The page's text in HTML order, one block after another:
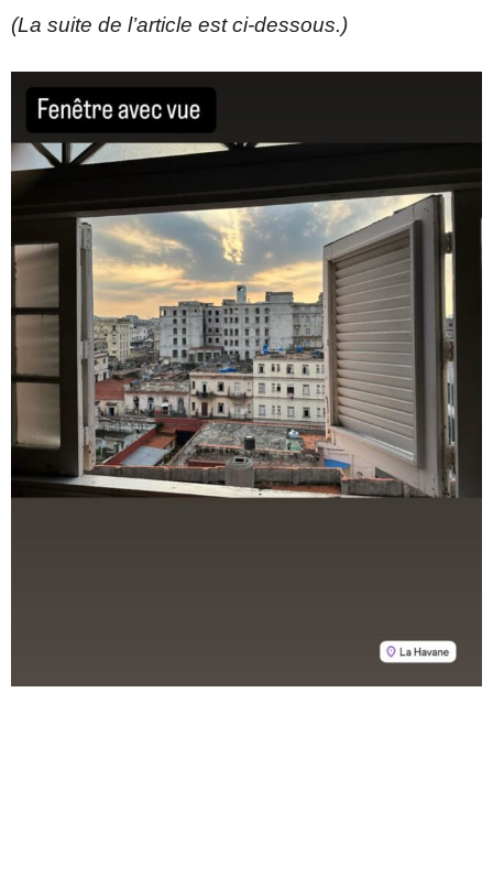
(La suite de l’article est ci-dessous.)